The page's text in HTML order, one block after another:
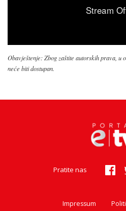
Obavještenje: Zbog zaštite autorskih prava, u
neće biti dostupan.
Pratite nas
Impressum